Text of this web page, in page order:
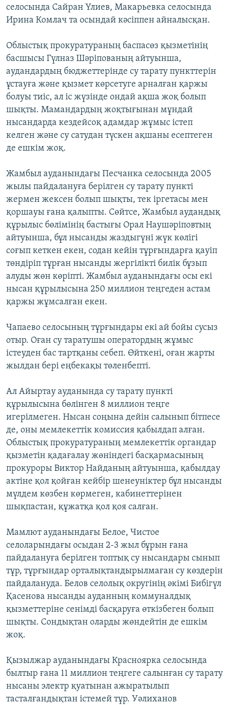
селосында Сайран Үлиев, Макарьевка селосында
Ирина Комлач та осындай кәсіппен айналысқан.
Облыстық прокуратураның баспасөз қызметінің
басшысы Гүлназ Шәріпованың айтуынша,
аудандардың бюджеттерінде су тарату пункттерін
ұстауға және қызмет көрсетуге арналған қаржы
болуы тиіс, ал іс жүзінде ондай ақша жоқ болып
шықты. Мамандардың жоқтығынан мұндай
нысандарда кездейсоқ адамдар жұмыс істеп
келген және су сатудан түскен ақшаны есептеген
де ешкім жоқ.
Жамбыл ауданындағы Песчанка селосында 2005
жылы пайдалануға берілген су тарату пункті
жермен жексен болып шықты, тек іргетасы мен
қоршауы ғана қалыпты. Сөйтсе, Жамбыл аудандық
құрылыс бөлімінің бастығы Орал Наушәріповтың
айтуынша, бұл нысанды жаздыгүні жүк көлігі
соғып кеткен екен, содан кейін тұрғындарға қауіп
төндіріп тұрған нысанды жергілікті билік бұзып
алуды жөн көріпті. Жамбыл ауданындағы осы екі
нысан құрылысына 250 миллион теңгеден астам
қаржы жұмсалған екен.
Чапаево селосының тұрғындары екі ай бойы сусыз
отыр. Оған су таратушы оператордың жұмыс
істеуден бас тартқаны себеп. Өйткені, оған жарты
жылдан бері еңбекақы төленбепті.
Ал Айыртау ауданында су тарату пункті
құрылысына бөлінген 8 миллион теңге
игерілмеген. Нысан соңына дейін салынып бітпесе
де, оны мемлекеттік комиссия қабылдап алған.
Облыстық прокуратураның мемлекеттік органдар
қызметін қадағалау жөніндегі басқармасының
прокуроры Виктор Найданың айтуынша, қабылдау
актіне қол қойған кейбір шенеуніктер бұл нысанды
мүлдем көзбен көрмеген, кабинеттерінен
шықпастан, құжатқа қол қоя салған.
Мамлют ауданындағы Белое, Чистое
селоларындағы осыдан 2-3 жыл бұрын ғана
пайдалануға берілген топтық су нысандары сынып
тұр, тұрғындар орталықтандырылмаған су көздерін
пайдалануда. Белов селолық округінің әкімі Бибігүл
Қасенова нысанды ауданның коммуналдық
қызметтеріне сенімді басқаруға өткізбеген болып
шықты. Сондықтан оларды жөндейтін де ешкім
жоқ.
Қызылжар ауданындағы Красноярка селосында
былтыр ғана 11 миллион теңгеге салынған су тарату
нысаны электр қуатынан ажыратылып
тасталғандықтан істемей тұр. Уәлиханов